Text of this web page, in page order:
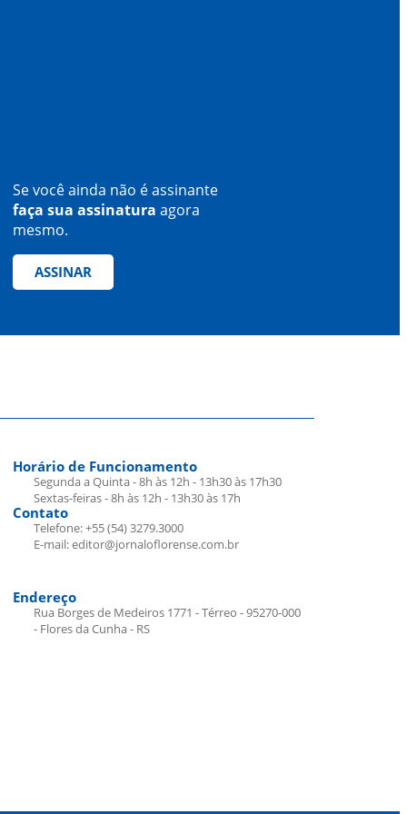
Se você ainda não é assinante
faça sua assinatura agora
mesmo.
ASSINAR
Horário de Funcionamento
Segunda a Quinta - 8h às 12h - 13h30 às 17h30
Sextas-feiras - 8h às 12h - 13h30 às 17h
Contato
Telefone: +55 (54) 3279.3000
E-mail: editor@jornaloflorense.com.br
Endereço
Rua Borges de Medeiros 1771 - Térreo - 95270-000
- Flores da Cunha - RS